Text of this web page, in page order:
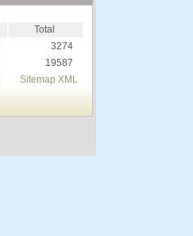
Total
3274
19587
Sitemap XML